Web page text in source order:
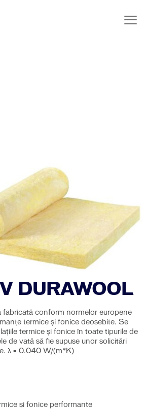
DURAWOOL
fabricată conform normelor europene
termice și fonice deosebite. Se
termice și fonice în toate tipurile de
de vată să fie supuse unor solicitări
λ = 0.040 W/(m*K)
și fonice performante